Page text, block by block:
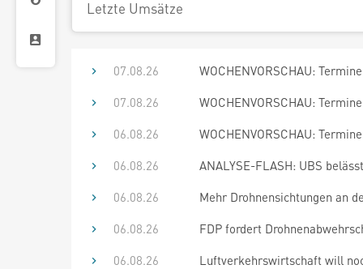
Letzte Umsätze
07.08.26
WOCHENVORSCHAU:
07.08.26
WOCHENVORSCHAU:
06.08.26
WOCHENVORSCHAU:
06.08.26
ANALYSE-FLASH: UBS
06.08.26
Mehr Drohnensichtungen an
06.08.26
FDP fordert
06.08.26
Luftverkehrswirtschaft will